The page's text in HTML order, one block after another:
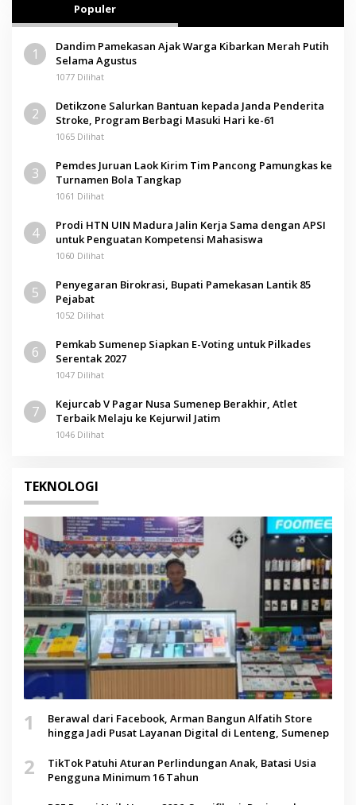
Populer
1
Dandim Pamekasan Ajak Warga Kibarkan Merah Putih
Selama Agustus
1077 Dilihat
2
Detikzone Salurkan Bantuan kepada Janda Penderita
Stroke, Program Berbagi Masuki Hari ke-61
1065 Dilihat
3
Pemdes Juruan Laok Kirim Tim Pancong Pamungkas ke
Turnamen Bola Tangkap
1061 Dilihat
4
Prodi HTN UIN Madura Jalin Kerja Sama dengan APSI
untuk Penguatan Kompetensi Mahasiswa
1060 Dilihat
5
Penyegaran Birokrasi, Bupati Pamekasan Lantik 85
Pejabat
1052 Dilihat
6
Pemkab Sumenep Siapkan E-Voting untuk Pilkades
Serentak 2027
1047 Dilihat
7
Kejurcab V Pagar Nusa Sumenep Berakhir, Atlet
Terbaik Melaju ke Kejurwil Jatim
1046 Dilihat
TEKNOLOGI
1
Berawal dari Facebook, Arman Bangun Alfatih Store
hingga Jadi Pusat Layanan Digital di Lenteng, Sumenep
2
TikTok Patuhi Aturan Perlindungan Anak, Batasi Usia
Pengguna Minimum 16 Tahun